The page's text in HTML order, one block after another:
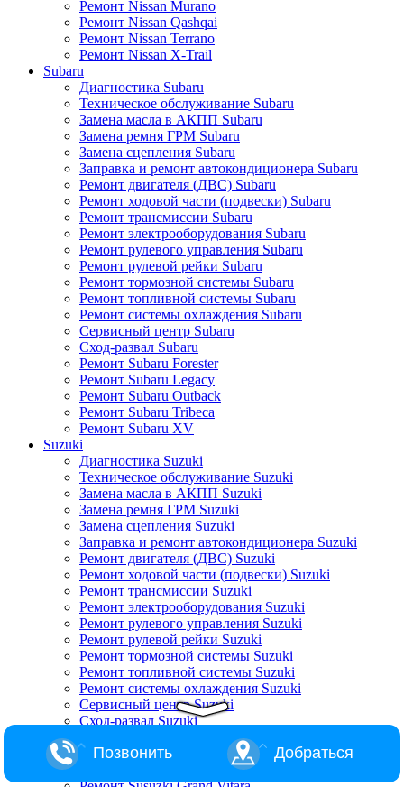
Ремонт Nissan Murano
Ремонт Nissan Qashqai
Ремонт Nissan Terrano
Ремонт Nissan X-Trail
Subaru
Диагностика Subaru
Техническое обслуживание Subaru
Замена масла в АКПП Subaru
Замена ремня ГРМ Subaru
Замена сцепления Subaru
Заправка и ремонт автокондиционера Subaru
Ремонт двигателя (ДВС) Subaru
Ремонт ходовой части (подвески) Subaru
Ремонт трансмиссии Subaru
Ремонт электрооборудования Subaru
Ремонт рулевого управления Subaru
Ремонт рулевой рейки Subaru
Ремонт тормозной системы Subaru
Ремонт топливной системы Subaru
Ремонт системы охлаждения Subaru
Сервисный центр Subaru
Сход-развал Subaru
Ремонт Subaru Forester
Ремонт Subaru Legacy
Ремонт Subaru Outback
Ремонт Subaru Tribeca
Ремонт Subaru XV
Suzuki
Диагностика Suzuki
Техническое обслуживание Suzuki
Замена масла в АКПП Suzuki
Замена ремня ГРМ Suzuki
Замена сцепления Suzuki
Заправка и ремонт автокондиционера Suzuki
Ремонт двигателя (ДВС) Suzuki
Ремонт ходовой части (подвески) Suzuki
Ремонт трансмиссии Suzuki
Ремонт электрооборудования Suzuki
Ремонт рулевого управления Suzuki
Ремонт рулевой рейки Suzuki
Ремонт тормозной системы Suzuki
Ремонт топливной системы Suzuki
Ремонт системы охлаждения Suzuki
Сервисный центр Suzuki
Сход-развал Suzuki
Ремонт Suzuki Baleno
Позвонить Добраться